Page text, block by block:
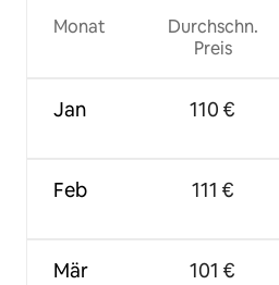
Monat
Jan
Feb
Mär
Durchschn.
Preis
110 €
111 €
101 €